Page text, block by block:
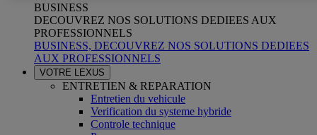
BUSINESS
DECOUVREZ NOS SOLUTIONS DEDIEES AUX
PROFESSIONNELS
BUSINESS, DECOUVREZ NOS SOLUTIONS DEDIEES
AUX PROFESSIONNELS
VOTRE LEXUS
ENTRETIEN & REPARATION
Entretien du vehicule
Verification du systeme hybride
Controle technique